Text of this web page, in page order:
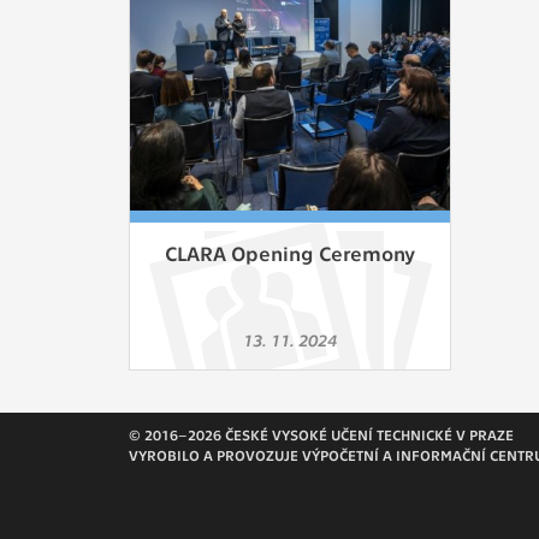
pomáhají
stran, které
Vašich
analýzou
CLARA Opening Ceremony
13. 11. 2024
© 2016–2026 ČESKÉ VYSOKÉ UČENÍ TECHNICKÉ V PRAZE
VYROBILO A PROVOZUJE VÝPOČETNÍ A INFORMAČNÍ